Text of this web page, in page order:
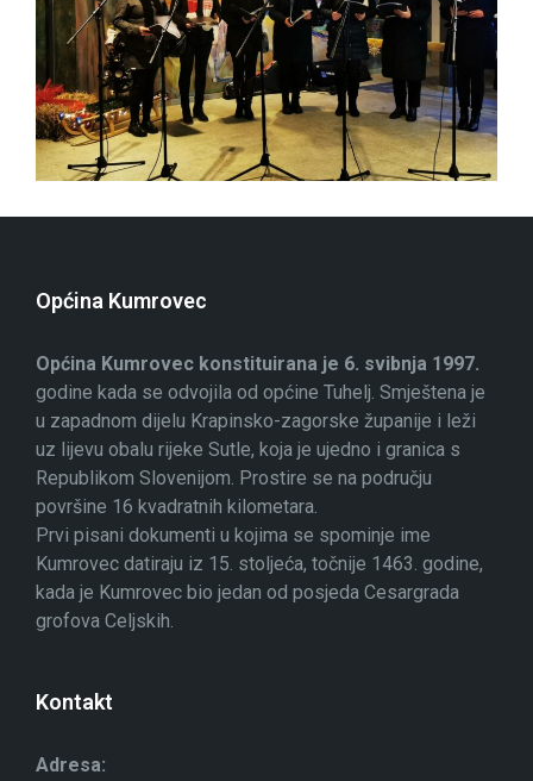
Općina Kumrovec
Općina Kumrovec konstituirana je 6. svibnja 1997.
godine kada se odvojila od općine Tuhelj. Smještena je
u zapadnom dijelu Krapinsko-zagorske županije i leži
uz lijevu obalu rijeke Sutle, koja je ujedno i granica s
Republikom Slovenijom. Prostire se na području
površine 16 kvadratnih kilometara.
Prvi pisani dokumenti u kojima se spominje ime
Kumrovec datiraju iz 15. stoljeća, točnije 1463. godine,
kada je Kumrovec bio jedan od posjeda Cesargrada
grofova Celjskih.
Kontakt
Adresa: